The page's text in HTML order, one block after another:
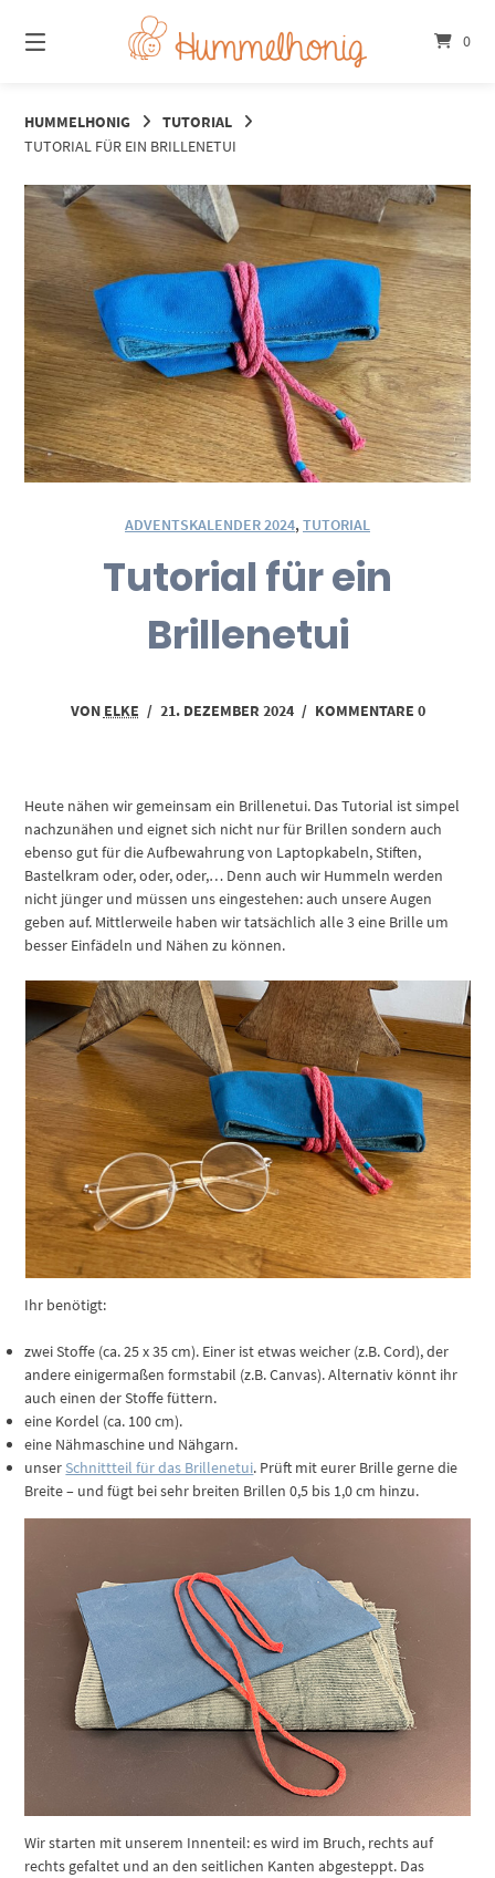
zum
Inhalt
0
HUMMELHONIG
TUTORIAL
TUTORIAL FÜR EIN BRILLENETUI
ADVENTSKALENDER 2024,TUTORIAL
Tutorial für ein
Brillenetui
VON ELKE / 21. DEZEMBER 2024 / KOMMENTARE 0
Heute nähen wir gemeinsam ein Brillenetui. Das Tutorial ist simpel
nachzunähen und eignet sich nicht nur für Brillen sondern auch
ebenso gut für die Aufbewahrung von Laptopkabeln, Stiften,
Bastelkram oder, oder, oder,… Denn auch wir Hummeln werden
nicht jünger und müssen uns eingestehen: auch unsere Augen
geben auf. Mittlerweile haben wir tatsächlich alle 3 eine Brille um
besser Einfädeln und Nähen zu können.
Ihr benötigt:
zwei Stoffe (ca. 25 x 35 cm). Einer ist etwas weicher (z.B. Cord), der
andere einigermaßen formstabil (z.B. Canvas). Alternativ könnt ihr
auch einen der Stoffe füttern.
eine Kordel (ca. 100 cm).
eine Nähmaschine und Nähgarn.
unser Schnittteil für das Brillenetui. Prüft mit eurer Brille gerne die
Breite – und fügt bei sehr breiten Brillen 0,5 bis 1,0 cm hinzu.
Wir starten mit unserem Innenteil: es wird im Bruch, rechts auf
rechts gefaltet und an den seitlichen Kanten abgesteppt. Das